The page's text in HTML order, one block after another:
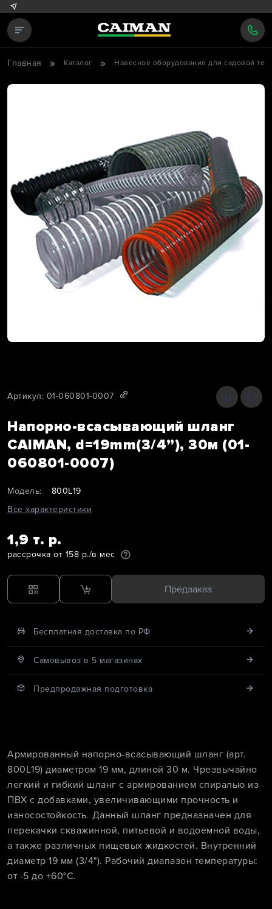
Главная Каталог Навесное оборудование для садовой
Артикул: 01-060801-0007
Напорно-всасывающий шланг
CAIMAN, d=19mm(3/4”), 30м (01-
060801-0007)
Модель:
800L19
Все характеристики
1,9 т. р.
рассрочка от 158 р./в мес
Предзаказ
Бесплатная доставка по РФ
Cамовывоз в 5 магазинах
Предпродажная подготовка
Армированный напорно-всасывающий шланг (арт.
800L19) диаметром 19 мм, длиной 30 м. Чрезвычайно
легкий и гибкий шланг с армированием спиралью из
ПВХ с добавками, увеличивающими прочность и
износостойкость. Данный шланг предназначен для
перекачки скважинной, питьевой и водоемной воды,
а также различных пищевых жидкостей. Внутренний
диаметр 19 мм (3/4"). Рабочий диапазон температуры:
от -5 до +60°C.